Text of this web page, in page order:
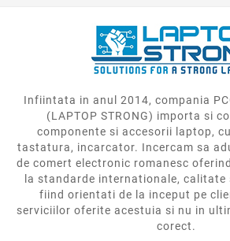
Infiintata in anul 2014, compania
(LAPTOP STRONG) importa si
componente si accesorii laptop,
tastatura, incarcator. Incercam sa
de comert electronic romanesc
la standarde internationale, calitate
fiind orientati de la inceput pe
serviciilor oferite acestuia si nu in
corect.